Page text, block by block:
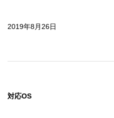
2019年8月26日
対応OS